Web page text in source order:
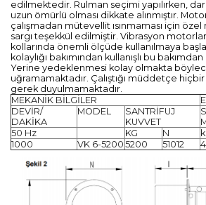
edilmektedir. Rulman seçimi yapılırken,
uzun ömürlü olması dikkate alınmıştır.
çalışmadan mütevellit ısınmaması için
sargı teşekkül edilmiştir. Vibrasyon
kollarında önemli ölçüde kullanılmaya
kolaylığı bakımından kullanışlı bu
Yerine yedeklenmesi kolay olmakta
uğramamaktadır. Çalıştığı müddetçe
gerek duyulmamaktadır.
MEKANİK BİLGİLER
DEVİR/
DAKİKA
MODEL
SANTRİFUJ
KUVVET
50 Hz KG N
1000
VK 6-5200 5200 51012